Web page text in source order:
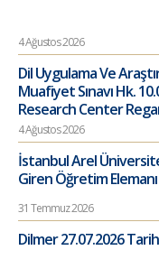
4 Ağustos 2026
Dil Uygulama Ve
Muafiyet Sınavı Hk.
Research Center
4 Ağustos 2026
İstanbul Arel
Giren Öğretim Elemanı
31 Temmuz 2026
Dilmer 27.07.2026